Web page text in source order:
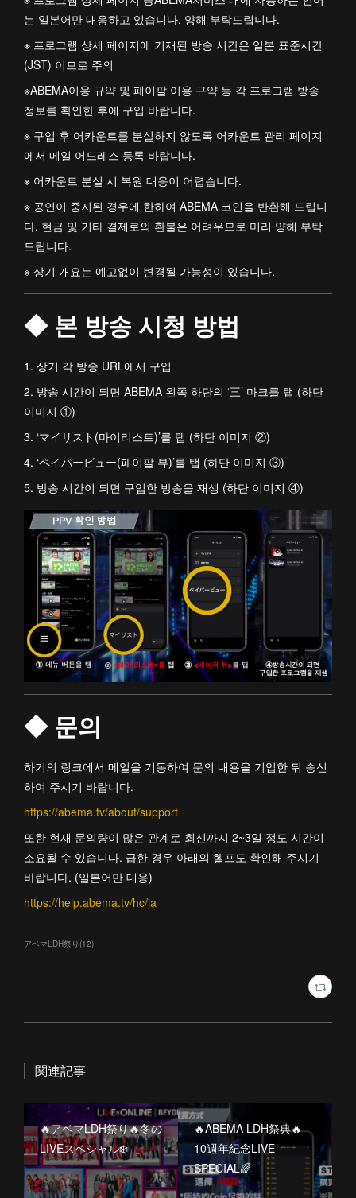
는 일본어만 대응하고 있습니다. 양해 부탁드립니다.
※ 프로그램 상세 페이지에 기재된 방송 시간은 일본 표준시간
(JST) 이므로 주의
※ABEMA이용 규약 및 페이팔 이용 규약 등 각 프로그램 방송
정보를 확인한 후에 구입 바랍니다.
※ 구입 후 어카운트를 분실하지 않도록 어카운트 관리 페이지
에서 메일 어드레스 등록 바랍니다.
※ 어카운트 분실 시 복원 대응이 어렵습니다.
※ 공연이 중지된 경우에 한하여 ABEMA 코인을 반환해 드립니
다. 현금 및 기타 결제로의 환불은 어려우므로 미리 양해 부탁
드립니다.
※ 상기 개요는 예고없이 변경될 가능성이 있습니다.
◆ 본 방송 시청 방법
1. 상기 각 방송 URL에서 구입
2. 방송 시간이 되면 ABEMA 왼쪽 하단의 ‘三’ 마크를 탭 (하단
이미지 ①)
3. ‘マイリスト(마이리스트)’를 탭 (하단 이미지 ②)
4. ‘ペイパービュー(페이팔 뷰)’를 탭 (하단 이미지 ③)
5. 방송 시간이 되면 구입한 방송을 재생 (하단 이미지 ④)
◆ 문의
하기의 링크에서 메일을 기동하여 문의 내용을 기입한 뒤 송신
하여 주시기 바랍니다.
https://abema.tv/about/support
또한 현재 문의량이 많은 관계로 회신까지 2~3일 정도 시간이
소요될 수 있습니다. 급한 경우 아래의 헬프도 확인해 주시기
바랍니다. (일본어만 대응)
https://help.abema.tv/hc/ja
アベマLDH祭り (12)
関連記事
🔥アベマLDH祭り🔥冬の
LIVEスペシャル❄️
🔥ABEMA LDH祭典🔥
10週年紀念LIVE
SPECIAL🌈